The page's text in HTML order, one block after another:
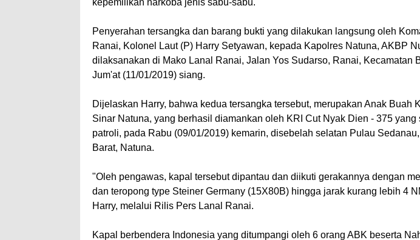
kepemilikan narkoba jenis sabu-sabu.
Penyerahan tersangka dan barang bukti yang dilakukan langsung oleh
Ranai, Kolonel Laut (P) Harry Setyawan, kepada Kapolres Natuna, AKBP
dilaksanakan di Mako Lanal Ranai, Jalan Yos Sudarso, Ranai, Kecamatan
Jum'at (11/01/2019) siang.
Dijelaskan Harry, bahwa kedua tersangka tersebut, merupakan Anak Buah
Sinar Natuna, yang berhasil diamankan oleh KRI Cut Nyak Dien - 375 yang
patroli, pada Rabu (09/01/2019) kemarin, disebelah selatan Pulau
Barat, Natuna.
"Oleh pengawas, kapal tersebut dipantau dan diikuti gerakannya dengan
dan teropong type Steiner Germany (15X80B) hingga jarak kurang lebih 4
Harry, melalui Rilis Pers Lanal Ranai.
Kapal berbendera Indonesia yang ditumpangi oleh 6 orang ABK beserta